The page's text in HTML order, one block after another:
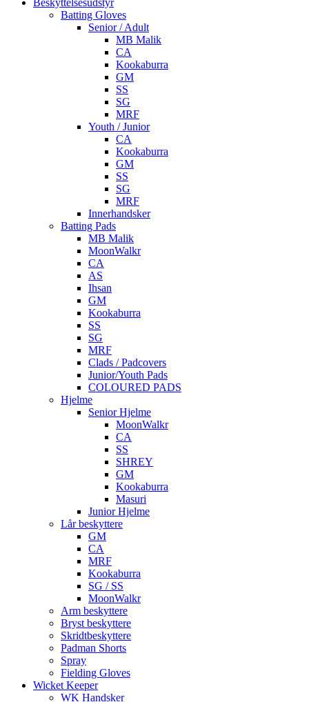
Batting Gloves
Senior / Adult
MB Malik
CA
Kookaburra
GM
SS
SG
MRF
Youth / Junior
CA
Kookaburra
GM
SS
SG
MRF
Innerhandsker
Batting Pads
MB Malik
MoonWalkr
CA
AS
Ihsan
GM
Kookaburra
SS
SG
MRF
Clads / Padcovers
Junior/Youth Pads
COLOURED PADS
Hjelme
Senior Hjelme
MoonWalkr
CA
SS
SHREY
GM
Kookaburra
Masuri
Junior Hjelme
Lår beskyttere
GM
CA
MRF
Kookaburra
SG / SS
MoonWalkr
Arm beskyttere
Bryst beskyttere
Skridtbeskyttere
Padman Shorts
Spray
Fielding Gloves
Wicket Keeper
WK Handsker